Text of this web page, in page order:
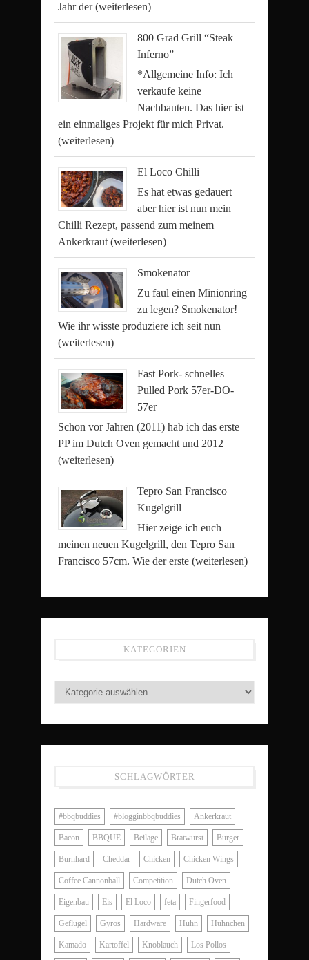
Jahr der(weiterlesen)
800 Grad Grill “Steak
Inferno”
*Allgemeine Info: Ich
verkaufe keine
Nachbauten. Das hier ist
ein einmaliges Projekt für mich Privat.
(weiterlesen)
El Loco Chilli
Es hat etwas gedauert
aber hier ist nun mein
Chilli Rezept, passend zum meinem
Ankerkraut (weiterlesen)
Smokenator
Zu faul einen Minionring
zu legen? Smokenator!
Wie ihr wisste produziere ich seit nun
(weiterlesen)
Fast Pork- schnelles
Pulled Pork 57er-DO-
57er
Schon vor Jahren (2011) hab ich das erste
PP im Dutch Oven gemacht und 2012
(weiterlesen)
Tepro San Francisco
Kugelgrill
Hier zeige ich euch
meinen neuen Kugelgrill, den Tepro San
Francisco 57cm. Wie der erste (weiterlesen)
KATEGORIEN
SCHLAGWÖRTER
#bbqbuddies #blogginbbqbuddies Ankerkraut
Bacon BBQUE Beilage Bratwurst Burger
Burnhard Cheddar Chicken Chicken Wings
Coffee Cannonball Competition Dutch Oven
Eigenbau Eis El Loco feta Fingerfood
Geflügel Gyros Hardware Huhn Hühnchen
Kamado Kartoffel Knoblauch Los Pollos